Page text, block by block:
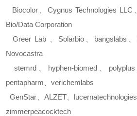
Biocolor、 Cygnus Technologies LLC
Bio/Data Corporation
Greer Lab
Solarbio bangslabs
Novocastra
stemrd、 hyphen-biomed、 polyplus
pentapharm
verichemlabs
GenStar
ALZET、 lucernatechnologies
zimmerpeacocktech